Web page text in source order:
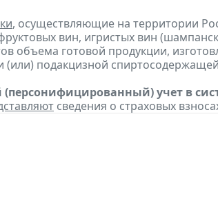
, осуществляющие на территории
вин, игристых вин
объема готовой продукции,
(или) подакцизной
учет в
сведения о страховых